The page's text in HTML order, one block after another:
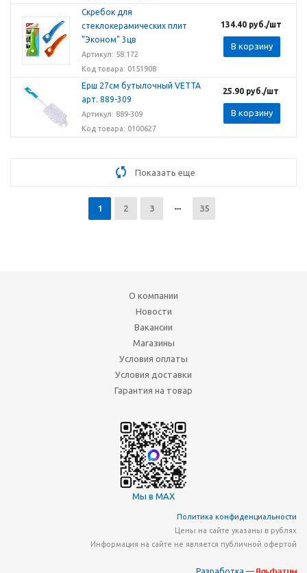
Скребок для
стеклокерамических плит
"Эконом" 3цв
Артикул: 58.172
Код товара: 0151908
134.40руб./шт
В корзину
Ерш 27см бутылочный VETTA
арт. 889-309
Артикул: 889-309
Код товара: 0100627
25.90 руб./шт
В корзину
Показать еще
1 2 3 35
О компании
Новости
Вакансии
Магазины
Условия оплаты
Условия доставки
Гарантия на товар
Мы в MAX
Политика конфиденциальности
Цены на сайте указаны в рублях
Информация на сайте не является публичной офертой